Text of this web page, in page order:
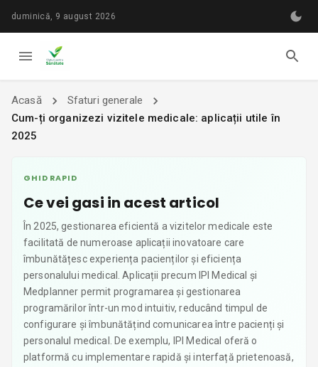
duminică, 9 august 2026
Acasă
Sfaturi generale
Cum-ți organizezi vizitele medicale: aplicații utile în
2025
GHID RAPID
Ce vei gasi in acest articol
În 2025, gestionarea eficientă a vizitelor medicale este
facilitată de numeroase aplicații inovatoare care
îmbunătățesc experiența pacienților și eficiența
personalului medical. Aplicații precum IPI Medical și
Medplanner permit programarea și gestionarea
programărilor într-un mod intuitiv, reducând timpul de
configurare și îmbunătățind comunicarea între pacienți și
personalul medical. De exemplu, IPI Medical oferă o
platformă cu implementare rapidă și interfață prietenoasă,